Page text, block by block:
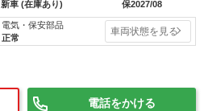
新車 (在庫あり)
保2027/08
電気・保安部品
正常
車両状態を見る
電話をかける